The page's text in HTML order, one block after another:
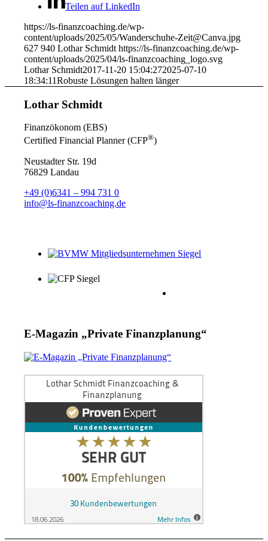
Teilen auf LinkedIn
https://ls-finanzcoaching.de/wp-
content/uploads/2025/05/Wanderschuhe-Zeit@Canva.jpg
627 940 Lothar Schmidt https://ls-finanzcoaching.de/wp-
content/uploads/2025/04/ls-finanzcoaching_logo.svg
Lothar Schmidt2017-11-20 15:04:272025-07-10
18:34:11Robuste Lösungen halten länger
Lothar Schmidt
Finanzökonom (EBS)
Certified Financial Planner (CFP®)
Neustadter Str. 19d
76829 Landau
+49 (0)6341 – 994 731 0
info@ls-finanzcoaching.de
E-Magazin „Private Finanzplanung“